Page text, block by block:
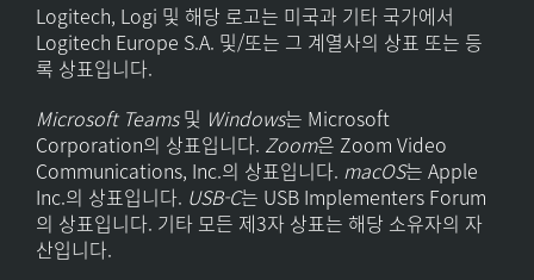
Logitech, Logi 및 해당 로고는 미국과 기타 국가에서
Logitech Europe S.A. 및/또는 그 계열사의 상표 또는 등
록 상표입니다.
Microsoft Teams및 Windows는 Microsoft
Corporation의 상표입니다. Zoom은 Zoom Video
Communications, Inc.의 상표입니다. macOS는 Apple
Inc.의 상표입니다. USB-C는 USB Implementers Forum
의 상표입니다. 기타 모든 제3자 상표는 해당 소유자의 자
산입니다.